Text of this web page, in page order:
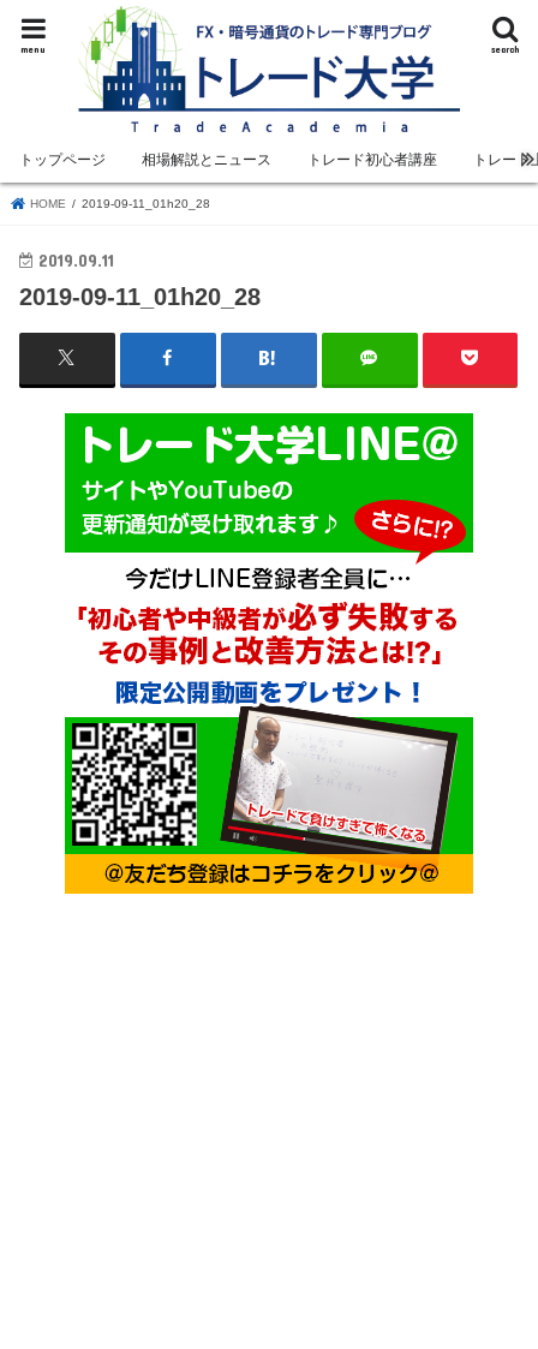
search
menu
トップページ 相場解説とニュース トレード初心者講座 トレード
HOME 2019-09-11_01h20_28
2019.09.11
2019-09-11_01h20_28